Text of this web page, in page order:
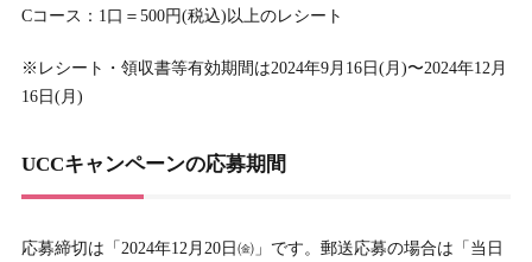
Cコース：1口＝500円(税込)以上のレシート
※レシート・領収書等有効期間は2024年9月16日(月)〜2024年12月
16日(月)
UCCキャンペーンの応募期間
応募締切は「2024年12月20日㈮」です。郵送応募の場合は「当日